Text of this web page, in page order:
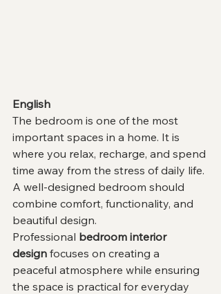
English
The bedroom is one of the most
important spaces in a home. It is
where you relax, recharge, and spend
time away from the stress of daily life.
A well-designed bedroom should
combine comfort, functionality, and
beautiful design.
Professional bedroom interior
design focuses on creating a
peaceful atmosphere while ensuring
the space is practical for everyday